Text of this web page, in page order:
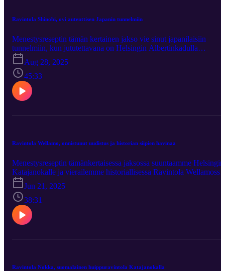
Ravintola Shinobi, ovi autenttisen Japanin tunnelmiin
Menestysreseptin tämän kertainen jakso vie sinut japanilaisiin
tunnelmiin, kun jututettavana on Helsingin Albertinkadulla
sijaitsevan Shinobin ravintoloitsija, keittiöpäällikkö Jesper Björkell.
Hänestä voi sanoa, että mies elää ja hengittää Japania ja sen
kulttuuria, etenkin ruokaan liittyvää. Tule mukaan seikkailuun,
Jesperin tarinat vievät sinut kaukomaille ja samalla tutustut tietenkin
myös Ravintola Shinobiin. Mukana myös autenttista materiaalia
Jesperin Japanin matkoilta.
Aug 28, 2025
45:33
Ravintola Wellamo, onnistunut uudistus ja historian siipien havinaa
Menestysreseptin tämänkertaisessa jaksossa suuntaamme Helsingin
Katajanokalle ja vierailemme historiallisessa Ravintola Wellamossa,
joka juhlii tänä vuonna 50-vuotista taivaltaan. Keittiöpäällikkö
Hänninen kertoo, kuinka hän tiimeineen uudisti ravintolan 3½
vuotta sitten, tehden siitä modernin mutta perinteitä kunnioittavan
suomalaisen ravintolan, jonka menun suunnittelussa kotimaiset
raaka-aineet ovat pääosassa. Jaksossa pääsemme sukeltamaan
Wellamon kiehtovaan historiaan ja kuulemaan Danin valitsemasta
Jun 21, 2025
38:31
Ravintola Nokka, suomalainen huippuravintola Katajanokalla